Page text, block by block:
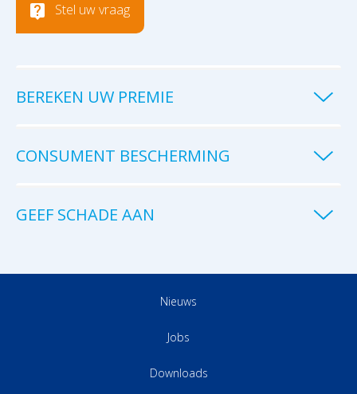
Stel uw vraag
BEREKEN UW PREMIE
CONSUMENT BESCHERMING
GEEF SCHADE AAN
Nieuws
Jobs
Downloads